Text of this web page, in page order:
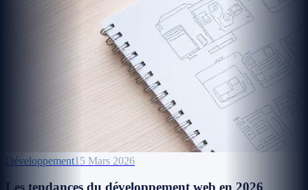
Développement15 Mars 2026